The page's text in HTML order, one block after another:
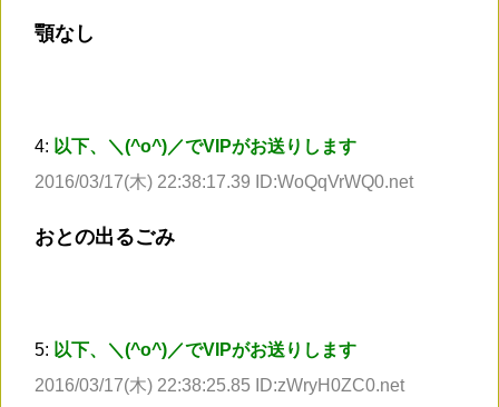
顎なし
4: 以下、＼(^o^)／でVIPがお送りします
2016/03/17(木) 22:38:17.39 ID:WoQqVrWQ0.net
おとの出るごみ
5: 以下、＼(^o^)／でVIPがお送りします
2016/03/17(木) 22:38:25.85 ID:zWryH0ZC0.net